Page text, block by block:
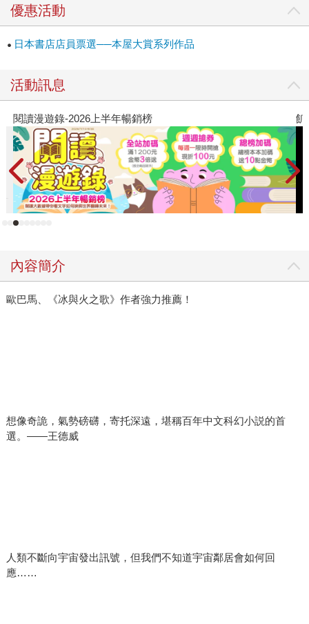
欣就為接下來宏大壯闊的宇宙設下了精妙、引人好奇的布
局。結合歷史遺緒，向宇宙發信但不知道會有何回應的發展
頗有洛夫克拉夫特恐怖的韻味：盲目地祈求外來者，無論
了單純未知帶來的恐懼，轉向一個極為有趣的對抗關係：在
一樣開出生路嗎？ 在第二集《黑暗森林》裡，劉慈欣寫下他
對於宇宙文明的重要理論：宇宙文明公理：第一，生存是文
明的第一需要。第二，文明不斷增長和擴張，但宇宙中的物
質總量保持不變。雖然第二條看似限制了宇宙的尺度，但由
這兩個簡單但大膽的假設開始，整個《三體》系列宇宙的規
模開始急遽擴大。在廣袤的宇宙裡，獵人獵物都在一線之
間，隱藏自己的存在是生存的根本。也是在這第二集裡，劉
試圖生存，不論後果是好是壞。 故事至此宇宙已深不見底，
但在第三部曲《死神永生》，劉慈欣繼續擴大了他想像中的
宏大世界。人類首次真正開始面對整個未知的宇宙。前面說
文明本質的探討。整部《三體》可以看做劉慈欣嘗試回答一
些我們從未仔細思考的問題：如面對文明消亡，如何在時間
優惠活動
日本書店店員票選──本屋大賞系列作品
活動訊息
飢餓遊戲前傳贈早優券
內容簡介
歐巴馬、《冰與火之歌》作者強力推薦！
想像奇詭，氣勢磅礴，寄托深遠，堪稱百年中文科幻小説的首
選。——王德威
人類不斷向宇宙發出訊號，但我們不知道宇宙鄰居會如何回
應……